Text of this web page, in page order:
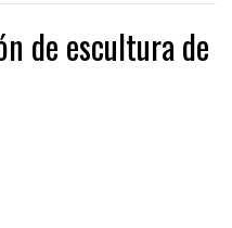
de escultura de